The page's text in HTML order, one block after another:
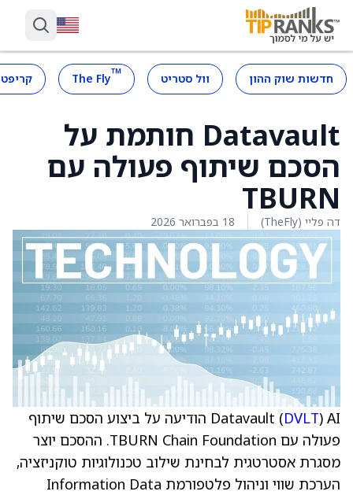
חדשות שוק ההון וול סטריט ™
The Fly
Datavault חותמת על
הסכם שיתוף פעולה עם
TBURN
דה פליי (TheFly) 18 בפברואר 2026
Datavault (DVLT
) AI הודיעה על ביצוע הסכם שיתוף
פעולה עם TBURN Chain Foundation. ההסכם יוצר
מסגרת אסטרטגית לבחינת שילוב טכנולוגיות טוקניזציה,
הערכת שווי וניהול פלטפורמת Information Data